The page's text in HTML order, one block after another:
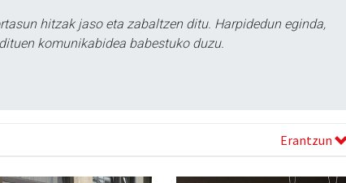
hitzak jaso eta zabaltzen ditu. Harpidedun eginda,
komunikabidea babestuko duzu.
Erantzun